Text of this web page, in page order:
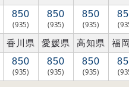
850
(935)
850
(935)
850
(935)
香川県 愛媛県 高知県 福
850
(935)
850
(935)
850
(935)